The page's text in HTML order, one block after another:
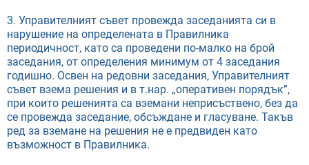
3. Управителният съвет провежда заседанията си в
нарушение на определената в Правилника
периодичност, като са проведени по-малко на брой
заседания, от определения минимум от 4 заседания
годишно. Освен на редовни заседания, Управителният
съвет взема решения и в т.нар. „оперативен порядък”,
при които решенията са вземани неприсъствено, без да
се провежда заседание, обсъждане и гласуване. Такъв
ред за вземане на решения не е предвиден като
възможност в Правилника.